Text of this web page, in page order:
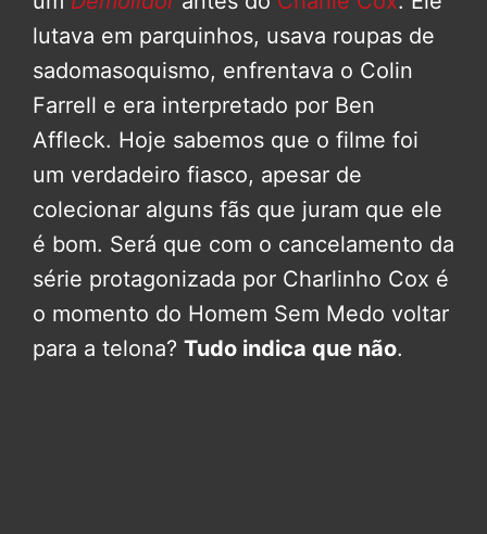
lutava em parquinhos, usava roupas de
sadomasoquismo, enfrentava o Colin
Farrell e era interpretado por Ben
Affleck. Hoje sabemos que o filme foi
um verdadeiro fiasco, apesar de
colecionar alguns fãs que juram que ele
é bom. Será que com o cancelamento da
série protagonizada por Charlinho Cox é
o momento do Homem Sem Medo voltar
para a telona? Tudo indica que não.